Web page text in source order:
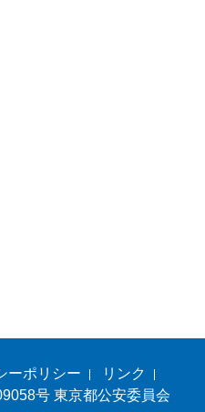
ーポリシー
リンク
号 東京都公安委員会